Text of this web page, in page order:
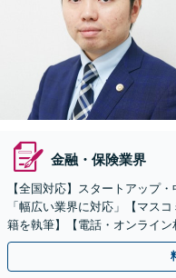
金融・保険業界
【全国対応】スタートアップ
「幅広い業界に対応」【マス
籍を執筆】【電話・オンライ
「労務環境の整備でトラブルを